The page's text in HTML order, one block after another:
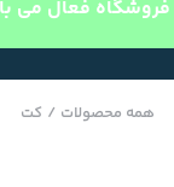
فروشگاه فعال می
همه محصولات / کت